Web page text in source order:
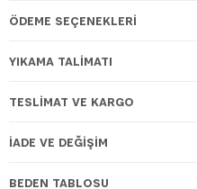
ÖDEME SEÇENEKLERI
YIKAMA TALİMATI
TESLIMAT VE KARGO
İADE VE DEĞIŞIM
BEDEN TABLOSU